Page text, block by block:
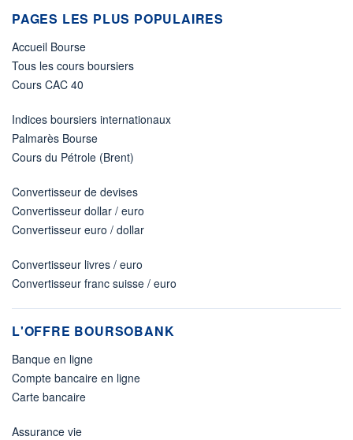
PAGES LES PLUS POPULAIRES
Accueil Bourse
Tous les cours boursiers
Cours CAC 40
Indices boursiers internationaux
Palmarès Bourse
Cours du Pétrole (Brent)
Convertisseur de devises
Convertisseur dollar / euro
Convertisseur euro / dollar
Convertisseur livres / euro
Convertisseur franc suisse / euro
L'OFFRE BOURSOBANK
Banque en ligne
Compte bancaire en ligne
Carte bancaire
Assurance vie